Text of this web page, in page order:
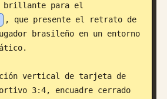
brillante para el
, que presente el retrato de
brasileño en un entorno
vertical de tarjeta de
3:4, encuadre cerrado